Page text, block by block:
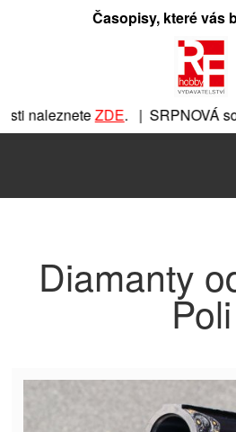
Časopisy, které vás
nalezneteZDE. | SRPNOVÁ
Diamanty
Poli